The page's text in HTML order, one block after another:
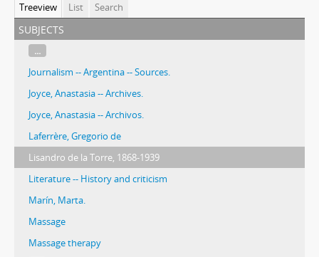
Treeview List Search
subjects
...
Journalism -- Argentina -- Sources.
Joyce, Anastasia -- Archives.
Joyce, Anastasia -- Archivos.
Laferrère, Gregorio de
Lisandro de la Torre, 1868-1939
Literature -- History and criticism
Marín, Marta.
Massage
Massage therapy